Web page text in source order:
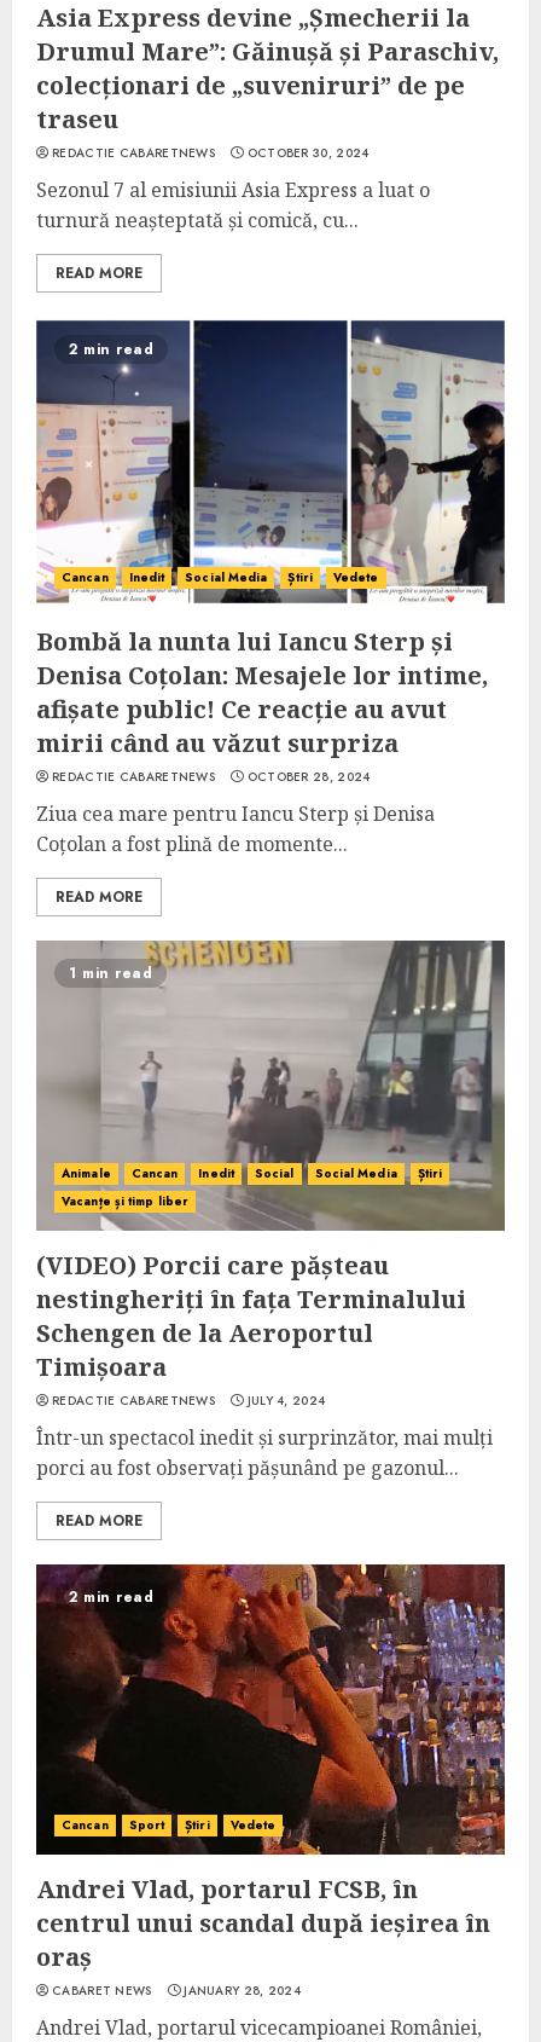
Asia Express devine „Șmecherii la
Drumul Mare”: Găinușă și Paraschiv,
colecționari de „suveniruri” de pe
traseu
REDACTIE CABARETNEWS OCTOBER 30, 2024
Sezonul 7 al emisiunii Asia Express a luat o
turnură neașteptată și comică, cu...
READ MORE
2 min read
Cancan Inedit Social Media Știri Vedete
Bombă la nunta lui Iancu Sterp și
Denisa Coțolan: Mesajele lor intime,
afișate public! Ce reacție au avut
mirii când au văzut surpriza
REDACTIE CABARETNEWS OCTOBER 28, 2024
Ziua cea mare pentru Iancu Sterp și Denisa
Coțolan a fost plină de momente...
READ MORE
1 min read
Animale Cancan Inedit Social Social Media
Știri
Vacanțe și timp liber
(VIDEO) Porcii care pășteau
nestingheriți în fața Terminalului
Schengen de la Aeroportul
Timișoara
REDACTIE CABARETNEWS JULY 4, 2024
Într-un spectacol inedit și surprinzător, mai mulți
porci au fost observați pășunând pe gazonul...
READ MORE
2 min read
Cancan Sport Știri Vedete
Andrei Vlad, portarul FCSB, în
centrul unui scandal după ieșirea în
oraș
CABARET NEWS JANUARY 28, 2024
Andrei Vlad, portarul vicecampioanei României,